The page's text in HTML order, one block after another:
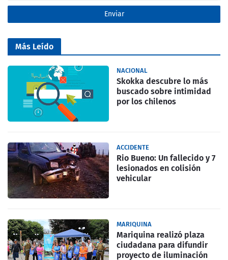
Más Leído
NACIONAL
Skokka descubre lo más
buscado sobre intimidad
por los chilenos
ACCIDENTE
Rio Bueno: Un fallecido y 7
lesionados en colisión
vehicular
MARIQUINA
Mariquina realizó plaza
ciudadana para difundir
proyecto de iluminación